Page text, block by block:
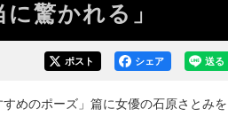
驚かれる」
送る
シェア
ポスト
めのポーズ」篇に女優の石原さとみを